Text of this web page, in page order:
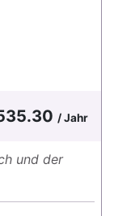
/ Jahr
und der